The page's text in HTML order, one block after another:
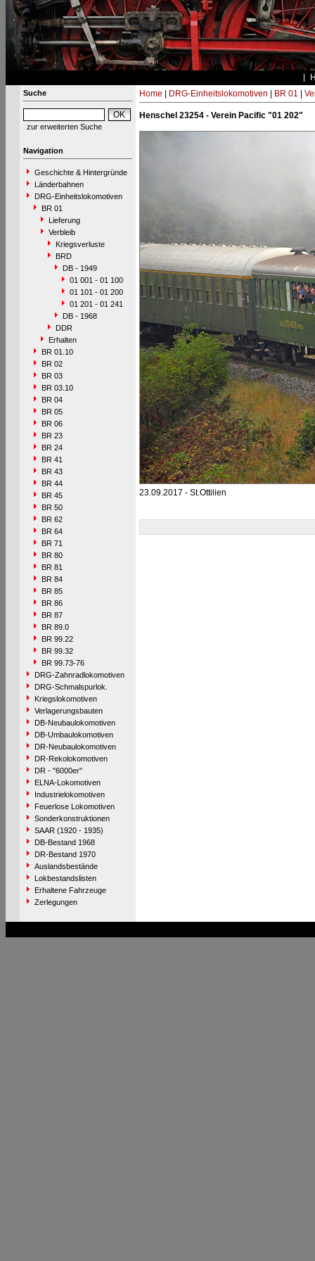
Suche
zur erweiterten Suche
Navigation
Geschichte & Hintergründe
Länderbahnen
DRG-Einheitslokomotiven
BR 01
Lieferung
Verbleib
Kriegsverluste
BRD
DB - 1949
01 001 - 01 100
01 101 - 01 200
01 201 - 01 241
DB - 1968
DDR
Erhalten
BR 01.10
BR 02
BR 03
BR 03.10
BR 04
BR 05
BR 06
BR 23
BR 24
BR 41
BR 43
BR 44
BR 45
BR 50
BR 62
BR 64
BR 71
BR 80
BR 81
BR 84
BR 85
BR 86
BR 87
BR 89.0
BR 99.22
BR 99.32
BR 99.73-76
DRG-Zahnradlokomotiven
DRG-Schmalspurlok.
Kriegslokomotiven
Verlagerungsbauten
DB-Neubaulokomotiven
DB-Umbaulokomotiven
DR-Neubaulokomotiven
DR-Rekolokomotiven
DR - "6000er"
ELNA-Lokomotiven
Industrielokomotiven
Feuerlose Lokomotiven
Sonderkonstruktionen
SAAR (1920 - 1935)
DB-Bestand 1968
DR-Bestand 1970
Auslandsbestände
Lokbestandslisten
Erhaltene Fahrzeuge
Zerlegungen
Home DRG-Einheitslokomotiven BR 01
Henschel 23254 - Verein Pacific "01 202"
23.09.2017 - St.Ottilien